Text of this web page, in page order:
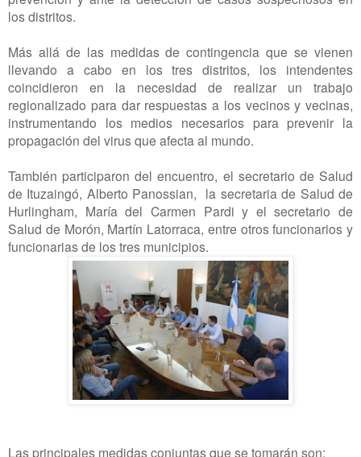
los distritos.
Más allá de las medidas de contingencia que se vienen
llevando a cabo en los tres distritos, los intendentes
coincidieron en la necesidad de realizar un trabajo
regionalizado para dar respuestas a los vecinos y vecinas,
instrumentando los medios necesarios para prevenir la
propagación del virus que afecta al mundo.
También participaron del encuentro, el secretario de Salud
de Ituzaingó, Alberto Panossian, la secretaria de Salud de
Hurlingham, María del Carmen Pardi y el secretario de
Salud de Morón, Martín Latorraca, entre otros funcionarios y
funcionarias de los tres municipios.
Las principales medidas conjuntas que se tomarán son: